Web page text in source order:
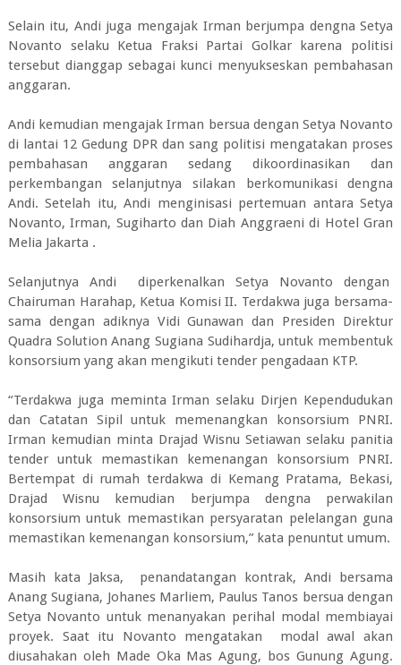
Selain itu, Andi juga mengajak Irman berjumpa dengna Setya
Novanto selaku Ketua Fraksi Partai Golkar karena politisi
tersebut dianggap sebagai kunci menyukseskan pembahasan
anggaran.
Andi kemudian mengajak Irman bersua dengan Setya Novanto
di lantai 12 Gedung DPR dan sang politisi mengatakan proses
pembahasan anggaran sedang dikoordinasikan dan
perkembangan selanjutnya silakan berkomunikasi dengna
Andi. Setelah itu, Andi menginisasi pertemuan antara Setya
Novanto, Irman, Sugiharto dan Diah Anggraeni di Hotel Gran
Melia Jakarta .
Selanjutnya Andi diperkenalkan Setya Novanto dengan
Chairuman Harahap, Ketua Komisi II. Terdakwa juga bersama-
sama dengan adiknya Vidi Gunawan dan Presiden Direktur
Quadra Solution Anang Sugiana Sudihardja, untuk membentuk
konsorsium yang akan mengikuti tender pengadaan KTP.
“Terdakwa juga meminta Irman selaku Dirjen Kependudukan
dan Catatan Sipil untuk memenangkan konsorsium PNRI.
Irman kemudian minta Drajad Wisnu Setiawan selaku panitia
tender untuk memastikan kemenangan konsorsium PNRI.
Bertempat di rumah terdakwa di Kemang Pratama, Bekasi,
Drajad Wisnu kemudian berjumpa dengna perwakilan
konsorsium untuk memastikan persyaratan pelelangan guna
memastikan kemenangan konsorsium,” kata penuntut umum.
Masih kata Jaksa, penandatangan kontrak, Andi bersama
Anang Sugiana, Johanes Marliem, Paulus Tanos bersua dengan
Setya Novanto untuk menanyakan perihal modal membiayai
proyek. Saat itu Novanto mengatakan modal awal akan
diusahakan oleh Made Oka Mas Agung, bos Gunung Agung.